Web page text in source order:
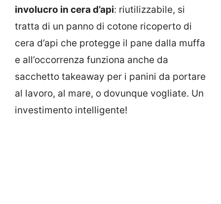
involucro in cera d’api: riutilizzabile, si
tratta di un panno di cotone ricoperto di
cera d’api che protegge il pane dalla muffa
e all’occorrenza funziona anche da
sacchetto takeaway per i panini da portare
al lavoro, al mare, o dovunque vogliate. Un
investimento intelligente!